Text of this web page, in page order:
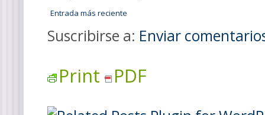
Entrada más reciente
Suscribirse a: Enviar
Print PDF